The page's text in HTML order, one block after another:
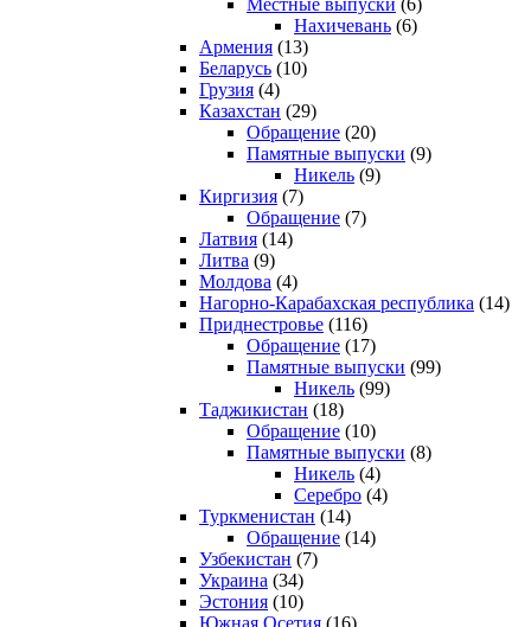
Нахичевань (6)
Армения (13)
Беларусь (10)
Грузия (4)
Казахстан (29)
Обращение (20)
Памятные выпуски (9)
Никель (9)
Киргизия (7)
Обращение (7)
Латвия (14)
Литва (9)
Молдова (4)
Нагорно-Карабахская республика (14)
Приднестровье (116)
Обращение (17)
Памятные выпуски (99)
Никель (99)
Таджикистан (18)
Обращение (10)
Памятные выпуски (8)
Никель (4)
Серебро (4)
Туркменистан (14)
Обращение (14)
Узбекистан (7)
Украина (34)
Эстония (10)
Южная Осетия (16)